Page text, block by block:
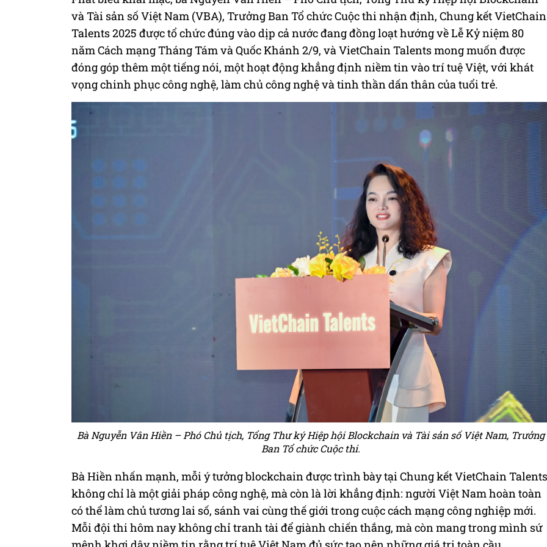
và Tài sản số Việt Nam (VBA), Trưởng Ban Tổ chức Cuộc thi nhận định, Chung kết VietChain
Talents 2025 được tổ chức đúng vào dịp cả nước đang đồng loạt hướng về Lễ Kỷ niệm 80
năm Cách mạng Tháng Tám và Quốc Khánh 2/9, và VietChain Talents mong muốn được
đóng góp thêm một tiếng nói, một hoạt động khẳng định niềm tin vào trí tuệ Việt, với khát
vọng chinh phục công nghệ, làm chủ công nghệ và tinh thần dấn thân của tuổi trẻ.
Bà Nguyễn Vân Hiền – Phó Chủ tịch, Tổng Thư ký Hiệp hội Blockchain và Tài sản số Việt Nam, Trưởng
Ban Tổ chức Cuộc thi.
Bà Hiền nhấn mạnh, mỗi ý tưởng blockchain được trình bày tại Chung kết VietChain Talents
không chỉ là một giải pháp công nghệ, mà còn là lời khẳng định: người Việt Nam hoàn toàn
có thể làm chủ tương lai số, sánh vai cùng thế giới trong cuộc cách mạng công nghiệp mới.
Mỗi đội thi hôm nay không chỉ tranh tài để giành chiến thắng, mà còn mang trong mình sứ